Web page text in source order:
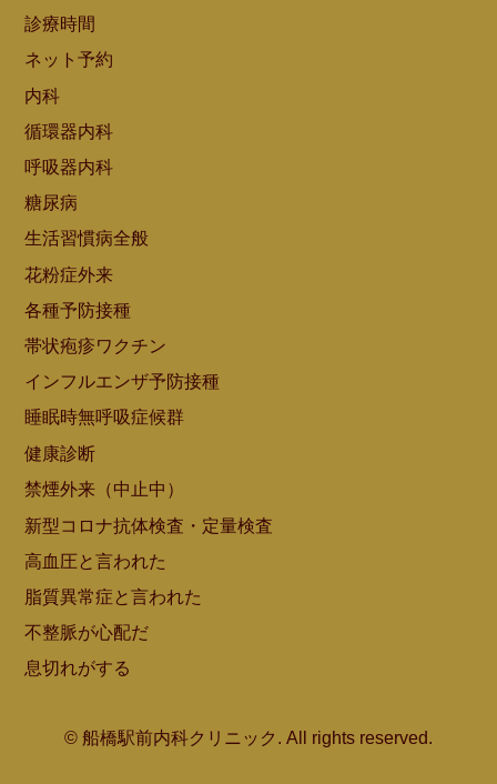
診療時間
ネット予約
内科
循環器内科
呼吸器内科
糖尿病
生活習慣病全般
花粉症外来
各種予防接種
帯状疱疹ワクチン
インフルエンザ予防接種
睡眠時無呼吸症候群
健康診断
禁煙外来（中止中）
新型コロナ抗体検査・定量検査
高血圧と言われた
脂質異常症と言われた
不整脈が心配だ
息切れがする
© 船橋駅前内科クリニック. All rights reserved.